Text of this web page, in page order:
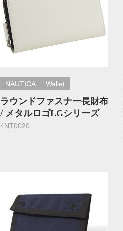
NAUTICA Wallet
ラウンドファスナー長財布
/ メタルロゴLGシリーズ
4NT0020